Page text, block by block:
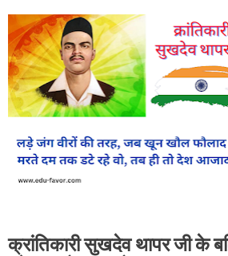
क्रांतिकारी सुखदेव थापर जी के